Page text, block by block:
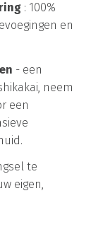
: 100%
en
- een
neem
een
te
eigen,